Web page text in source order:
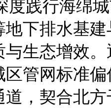
下排水基
生态增效
管网标准
，契合北